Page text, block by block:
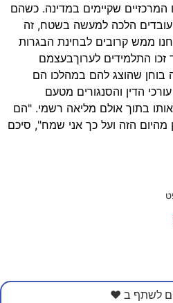
שקיימים במדינה. כשהם
עובדים הלכה למעשה בשטח, זה
ממש קרובים לבחינת הבגרות
זכו התלמידים לערוךבעצמם
שהוצג להם במהלכו הם
הדין והסנגורים מטעם
בתוך אולם מליאה רשמי. "הם
מהיום הזה ועל כך אני שמח", סיכם
לשתף ב ❤